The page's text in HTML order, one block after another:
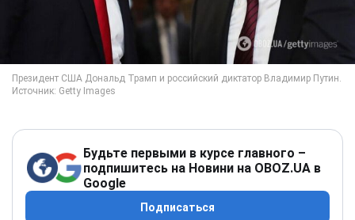
Будьте первыми в курсе главного –
подпишитесь на Новини на OBOZ.UA в
Google
Подписаться